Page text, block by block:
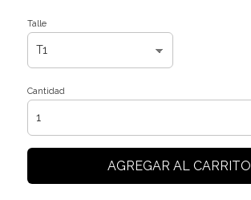
Talle
Cantidad
AGREGAR AL CARRITO